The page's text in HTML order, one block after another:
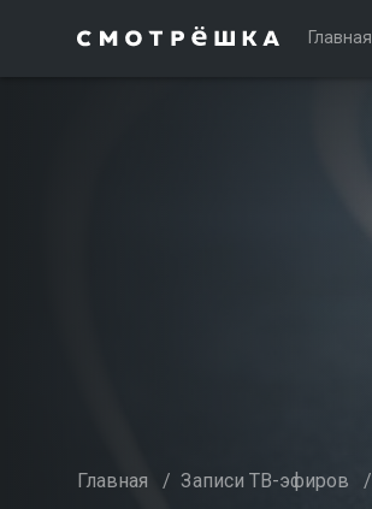
Главная
Главная / Записи ТВ-эфиров /